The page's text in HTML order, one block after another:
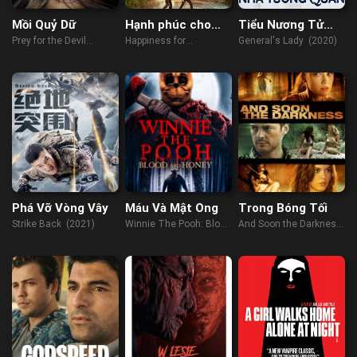
Mồi Quỷ Dữ
Prey for the Devil
Hạnh phúc cho
người mới bắt đầu
Happiness for
Tiểu Nương Tử
Nhà Tướng Quân
General's Lady (2020)
Phá Vỡ Vòng Vây
Strike Back (2021)
Máu Và Mật Ong
Winnie The Pooh: Blood
Trong Bóng Tối
And Soon the Darkness